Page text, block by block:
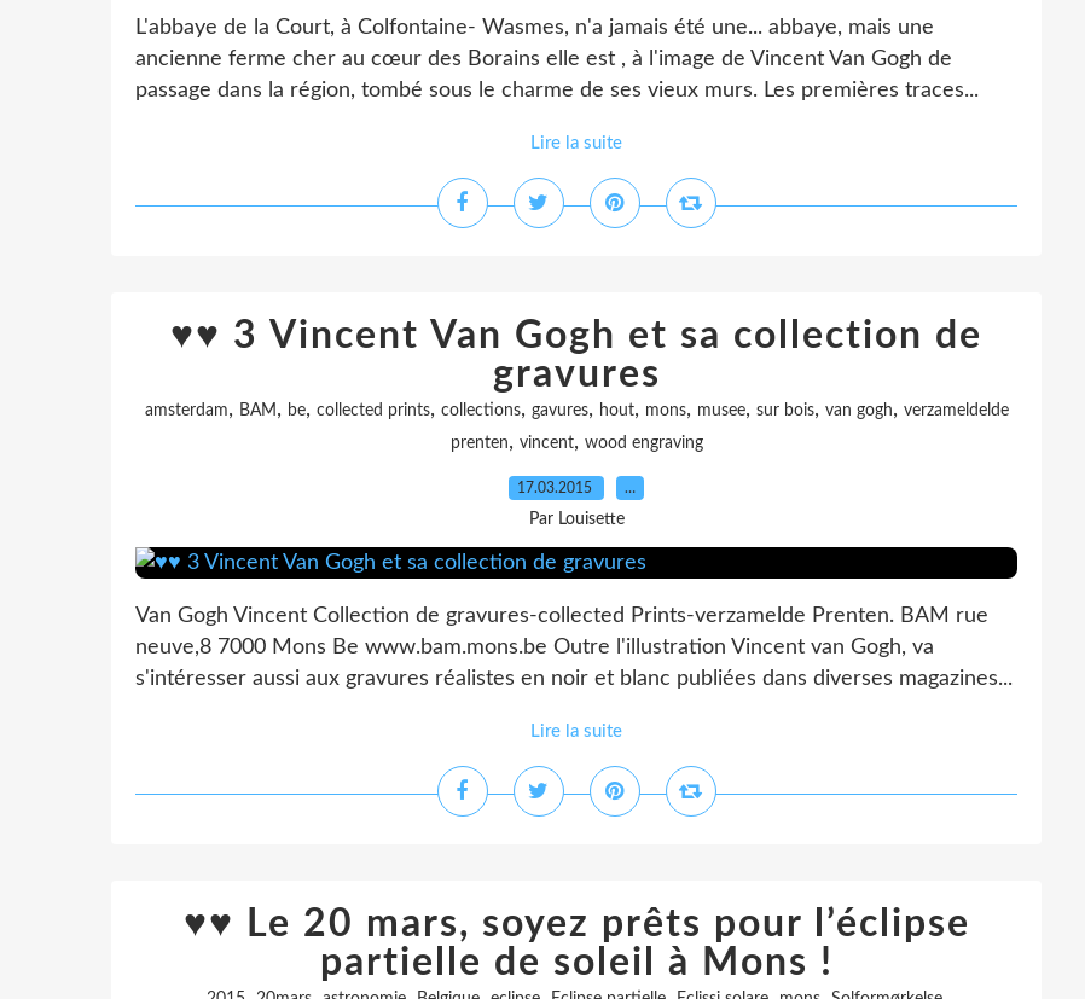
L'abbaye de la Court, à Colfontaine- Wasmes, n'a jamais été une... abbaye, mais une
ancienne ferme cher au cœur des Borains elle est , à l'image de Vincent Van Gogh de
passage dans la région, tombé sous le charme de ses vieux murs. Les premières traces...
Lire la suite
♥♥ 3 Vincent Van Gogh et sa collection de
gravures
amsterdam, BAM , be, collected prints, collections, gavures, hout, mons, musee, sur bois, van gogh, verzameldelde
prenten, vincent, wood engraving
17.03.2015 …
Par Louisette
Van Gogh Vincent Collection de gravures-collected Prints-verzamelde Prenten. BAM rue
neuve,8 7000 Mons Be www.bam.mons.be Outre l'illustration Vincent van Gogh, va
s'intéresser aussi aux gravures réalistes en noir et blanc publiées dans diverses magazines...
Lire la suite
♥♥ Le 20 mars, soyez prêts pour l’éclipse
partielle de soleil à Mons !